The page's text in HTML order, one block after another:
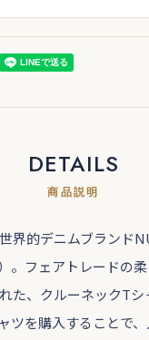
DETAILS
商品説明
界的デニムブランド
。フェアトレードの
た、クルーネックTシ
ツを購入することで